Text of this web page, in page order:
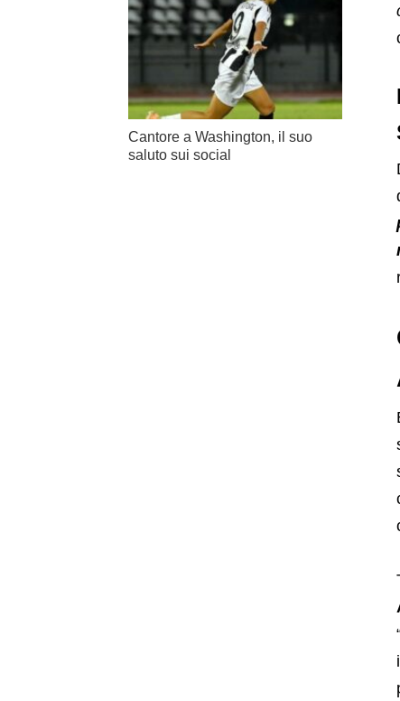
Cantore a Washington, il suo
saluto sui social